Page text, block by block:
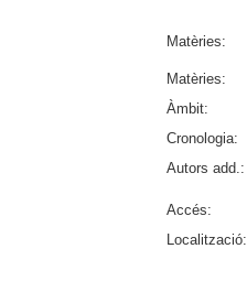
Matèries:
Matèries:
Àmbit:
Cronologia:
Autors add.:
Accés:
Localització: